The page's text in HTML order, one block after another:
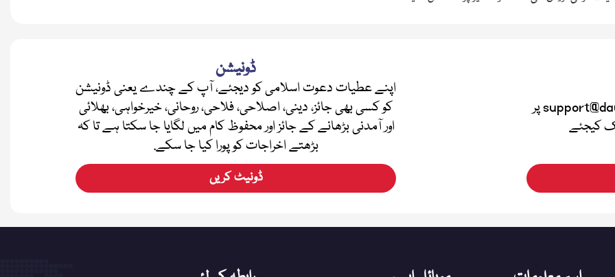
اپنی قیمتی آراء دینے کے لئے support@dawateislami.net پر
کیجئے
ڈونیشن
اپنے عطیات دعوت اسلامی کو دیجئے، آپ کے چندے یعنی ڈونیشن
کو کسی بھی جائز، دینی، اصلاحی، فلاحی، روحانی، خیرخواہی، بھلائی
اور آمدنی بڑھانے کے جائز اور محفوظ کام میں لگایا جا سکتا ہے تا کہ
بڑھتے اخراجات کو پورا کیا جا سکے.
ڈونیٹ کریں